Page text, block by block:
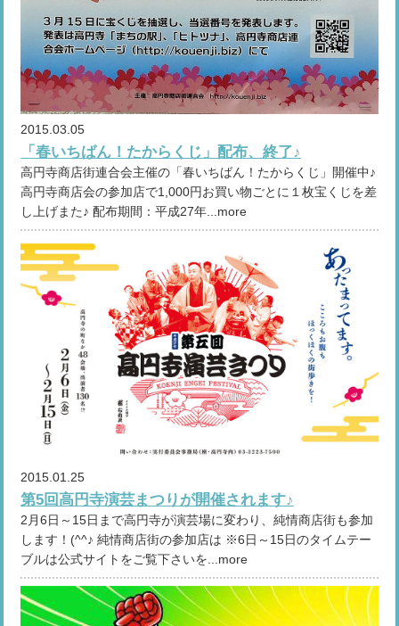
2015.03.05
「春いちばん！たからくじ」配布、終了♪
高円寺商店街連合会主催の「春いちばん！たからくじ」開催中♪
高円寺商店会の参加店で1,000円お買い物ごとに１枚宝くじを差
し上げまた♪ 配布期間：平成27年...more
2015.01.25
第5回高円寺演芸まつりが開催されます♪
2月6日～15日まで高円寺が演芸場に変わり、純情商店街も参加
します！(^^♪ 純情商店街の参加店は ※6日～15日のタイムテー
ブルは公式サイトをご覧下さいを...more